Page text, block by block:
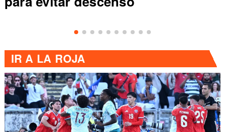
IR A LA ROJA